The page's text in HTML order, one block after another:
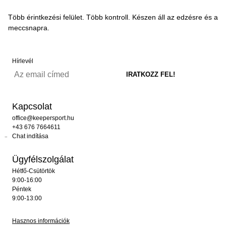
Több érintkezési felület. Több kontroll. Készen áll az edzésre és a
meccsnapra.
Hírlevél
Kapcsolat
office@keepersport.hu
+43 676 7664611
Chat indítása
Ügyfélszolgálat
Hétfő-Csütörtök
9:00-16:00
Péntek
9:00-13:00
Hasznos információk